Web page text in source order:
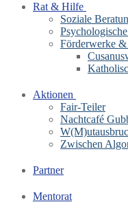
Rat & Hilfe
Soziale
Förderwerke &
Aktionen
Fair-Teiler
Nachtcafé
Zwischen
Partner
Mentorat